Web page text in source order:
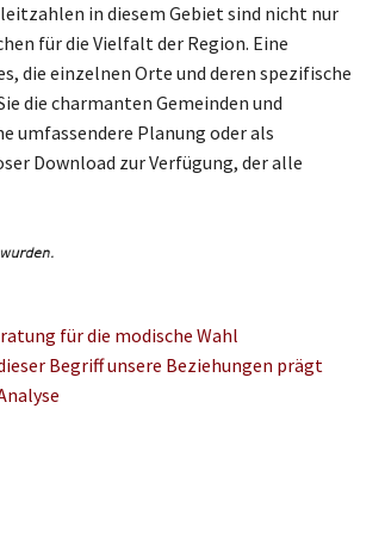
in diesem Gebiet sind nicht nur
für die Vielfalt der Region. Eine
die einzelnen Orte und deren spezifische
die charmanten Gemeinden und
umfassendere Planung oder als
Download zur Verfügung, der alle
für die modische Wahl
Begriff unsere Beziehungen prägt